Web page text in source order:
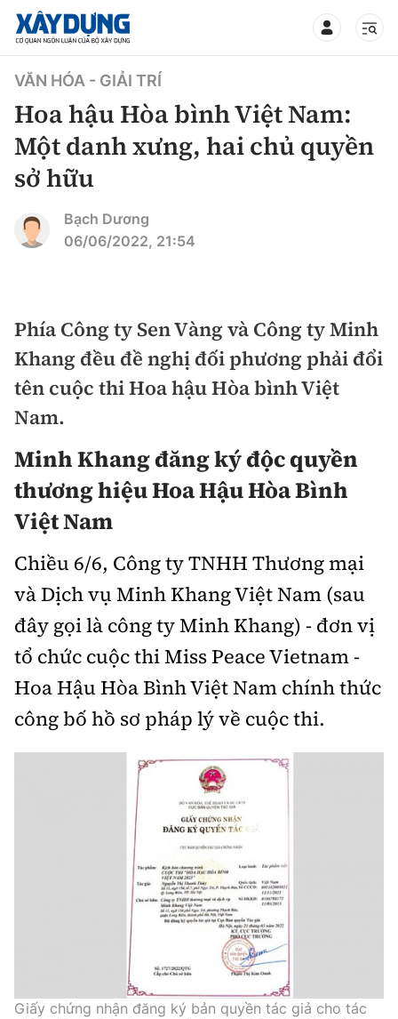
TIN BỘ XÂY DỰNG
CHUYÊN MỤC
Mới nhất
Chính trị
Xã hội
Chuyện dọc đường
Cải chính
Xây dựng
Chỉ đạo điều hành
Quy hoạch kiến trúc
Vật liệu xây dựng
Giám định chất lượng
Quản lý đô thị
Giao thông
Quản lý
Đường bộ
Hàng không
Đường sắt
Đăng kiểm
Đường sắt tốc độ cao
Đường thủy
Mời thầu - Đấu thầu
Thi viết về GTVT
Thị trường
Tài chính
Chứng khoán
Bảo hiểm
Doanh nghiệp
Pháp luật
Thanh tra
An ninh hình sự
Điều tra
Pháp đình
Hỏi - Đáp
Giao thông 24h
ATGT địa phương
Văn hóa giao thông
Lái xe an toàn
Chung tay vì ATGT
Gương sáng giao thông
Chất lượng sống
Giáo dục
Y tế
Đời sống
Lao động - Công đoàn
Văn hóa - Giải Trí
Văn hóa
Showbiz
Thể thao
Công nghệ
Thế giới giao thông
Thế giới xây dựng
Khám phá
VĂN HÓA - GIẢI TRÍ
Hoa hậu Hòa bình Việt Nam:
Một danh xưng, hai chủ quyền
sở hữu
Bạch Dương
06/06/2022, 21:54
Phía Công ty Sen Vàng và Công ty Minh
Khang đều đề nghị đối phương phải đổi
tên cuộc thi Hoa hậu Hòa bình Việt
Nam.
Minh Khang đăng ký độc quyền
thương hiệu Hoa Hậu Hòa Bình
Việt Nam
Chiều 6/6, Công ty TNHH Thương mại
và Dịch vụ Minh Khang Việt Nam (sau
đây gọi là công ty Minh Khang) - đơn vị
tổ chức cuộc thi Miss Peace Vietnam -
Hoa Hậu Hòa Bình Việt Nam chính thức
công bố hồ sơ pháp lý về cuộc thi.
Giấy chứng nhận đăng ký bản quyền tác giả cho tác